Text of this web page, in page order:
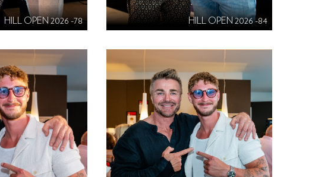
HILL OPEN 2026 -78 HILL OPEN 2026 -84